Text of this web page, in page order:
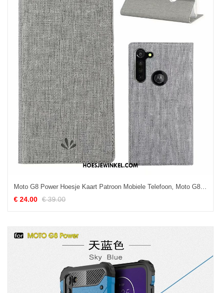
Moto G8 Power Hoesje Kaart Patroon Mobiele Telefoon, Moto G8 Power Hoesje Grijs Leren Etui
€ 24.00 € 39.00